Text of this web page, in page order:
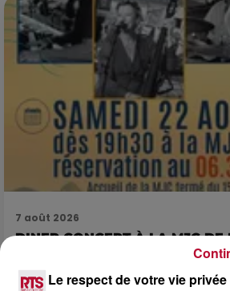
7 août 2026
DINER CONCERT À LA MJC DE
Le respect de votre vie